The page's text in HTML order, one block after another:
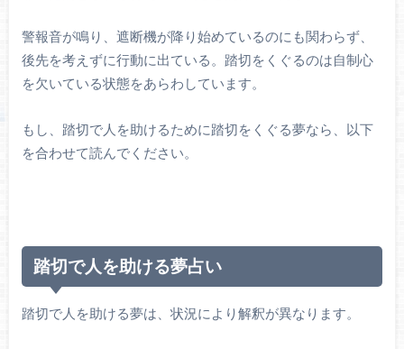
警報音が鳴り、遮断機が降り始めているのにも関わらず、
後先を考えずに行動に出ている。踏切をくぐるのは自制心
を欠いている状態をあらわしています。
もし、踏切で人を助けるために踏切をくぐる夢なら、以下
を合わせて読んでください。
踏切で人を助ける夢占い
踏切で人を助ける夢は、状況により解釈が異なります。